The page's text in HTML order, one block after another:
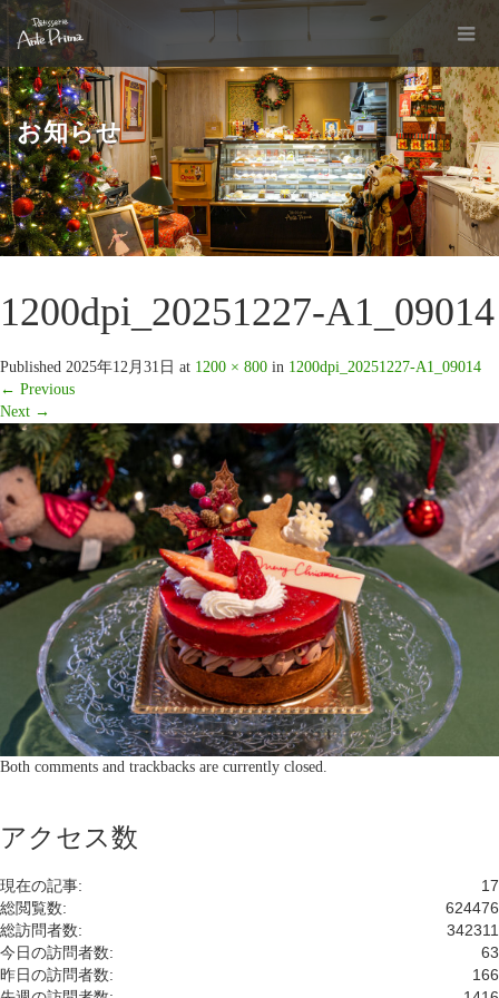
お知らせ
1200dpi_20251227-A1_09014
Published 2025年12月31日 at 1200 × 800 in 1200dpi_20251227-A1_09014
← Previous
Next →
Both comments and trackbacks are currently closed.
アクセス数
17
現在の記事:
624476
総閲覧数:
342311
総訪問者数:
63
今日の訪問者数:
166
昨日の訪問者数: